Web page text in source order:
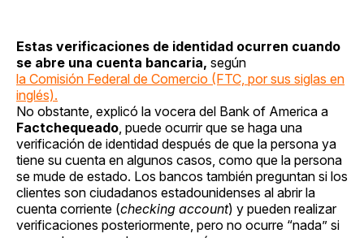
Estas verificaciones de identidad ocurren cuando
se abre una cuenta bancaria, según
la Comisión Federal de Comercio (FTC, por sus siglas en
inglés).
No obstante, explicó la vocera del Bank of America a
Factchequeado , puede ocurrir que se haga una
verificación de identidad después de que la persona ya
tiene su cuenta en algunos casos, como que la persona
se mude de estado. Los bancos también preguntan si los
clientes son ciudadanos estadounidenses al abrir la
cuenta corriente (checking account) y pueden realizar
verificaciones posteriormente, pero no ocurre “nada” si